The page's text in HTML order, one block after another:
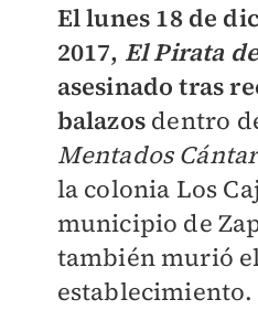
El lunes 18 de
2017, El Pirata
asesinado tras
balazosdentro
Mentados
la colonia Los
municipio de
también murió
establecimiento.